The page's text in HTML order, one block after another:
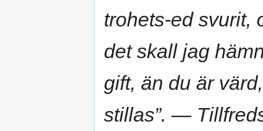
trohets-ed svurit,
det skall jag
gift, än du är
stillas”. —